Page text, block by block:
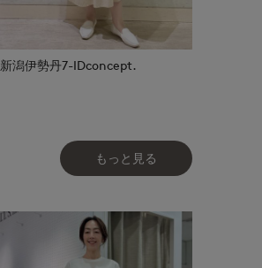
新潟伊勢丹7-IDconcept.
もっと見る